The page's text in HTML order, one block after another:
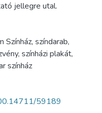
jellegre utal.
Színház, színdarab,
színházi plakát,
színház
59189